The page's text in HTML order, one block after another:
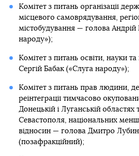
Комітет з питань організації
місцевого самоврядування,
містобудування — голова
народу»);
Комітет з питань освіти, науки
Сергій Бабак («Слуга народу»);
Комітет з питань прав людини,
реінтеграції тимчасово
Донецькій і Луганській
Севастополя, національних
відносин — голова Дмитро
(позафракційний);